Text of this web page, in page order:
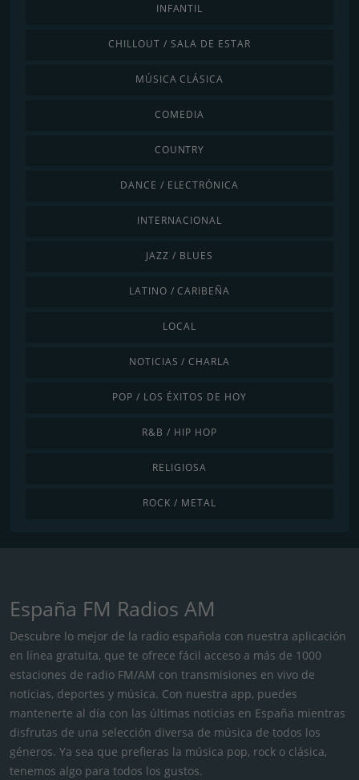
INFANTIL
CHILLOUT / SALA DE ESTAR
MÚSICA CLÁSICA
COMEDIA
COUNTRY
DANCE / ELECTRÓNICA
INTERNACIONAL
JAZZ / BLUES
LATINO / CARIBEÑA
LOCAL
NOTICIAS / CHARLA
POP / LOS ÉXITOS DE HOY
R&B / HIP HOP
RELIGIOSA
ROCK / METAL
España FM Radios AM
Descubre lo mejor de la radio española con nuestra aplicación
en línea gratuita, que te ofrece fácil acceso a más de 1000
estaciones de radio FM/AM con transmisiones en vivo de
noticias, deportes y música. Con nuestra app, puedes
mantenerte al día con las últimas noticias en España mientras
disfrutas de una selección diversa de música de todos los
géneros. Ya sea que prefieras la música pop, rock o clásica,
tenemos algo para todos los gustos.